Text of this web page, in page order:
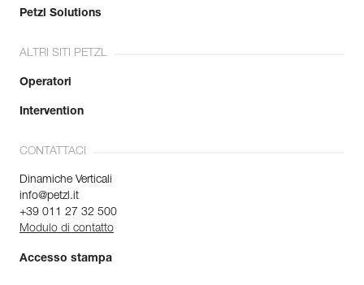
Petzl Solutions
ALTRI SITI PETZL
Operatori
Intervention
CONTATTACI
Dinamiche Verticali
info@petzl.it
+39 011 27 32 500
Modulo di contatto
Accesso stampa